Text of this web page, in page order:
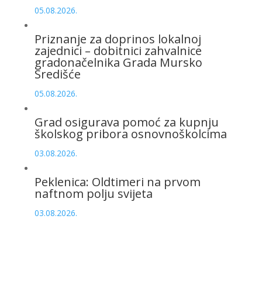
05.08.2026.
Priznanje za doprinos lokalnoj
zajednici – dobitnici zahvalnice
gradonačelnika Grada Mursko
Središće
05.08.2026.
Grad osigurava pomoć za kupnju
školskog pribora osnovnoškolcima
03.08.2026.
Peklenica: Oldtimeri na prvom
naftnom polju svijeta
03.08.2026.